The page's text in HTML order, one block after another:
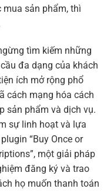
sản phẩm, thì
tìm kiếm những
đa dạng của khách
ích mở rộng phổ
cách mạng hóa cách
sản phẩm và dịch vụ.
sự linh hoạt và lựa
“Buy Once or
một giải pháp
đăng ký và trao
họ muốn thanh toán